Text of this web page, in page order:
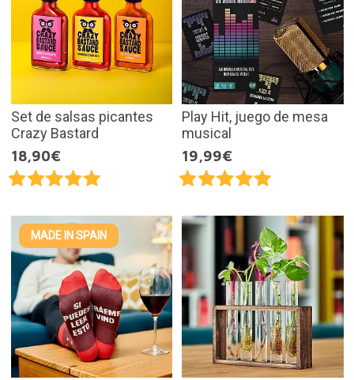
Set de salsas picantes
Crazy Bastard
18,90€
Play Hit, juego de mesa
musical
19,99€
MADE IN SPAIN